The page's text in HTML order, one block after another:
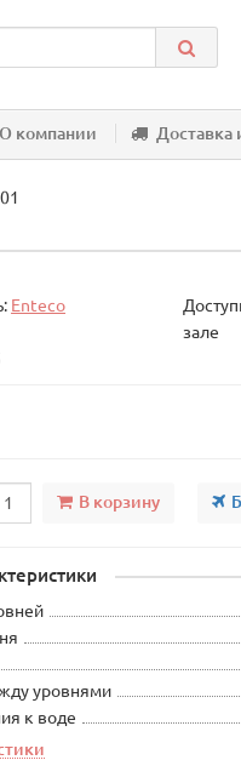
О компании Доставка
Enteco
зале
В корзину
уровнями
к воде